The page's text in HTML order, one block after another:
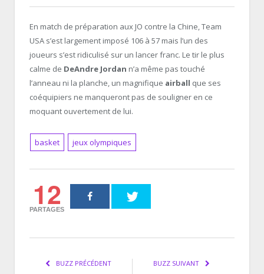
En match de préparation aux JO contre la Chine, Team
USA s’est largement imposé 106 à 57 mais l’un des
joueurs s’est ridiculisé sur un lancer franc. Le tir le plus
calme de DeAndre Jordan n’a même pas touché
l’anneau ni la planche, un magnifique airball que ses
coéquipiers ne manqueront pas de souligner en ce
moquant ouvertement de lui.
basket jeux olympiques
12
PARTAGES
BUZZ PRÉCÉDENT BUZZ SUIVANT